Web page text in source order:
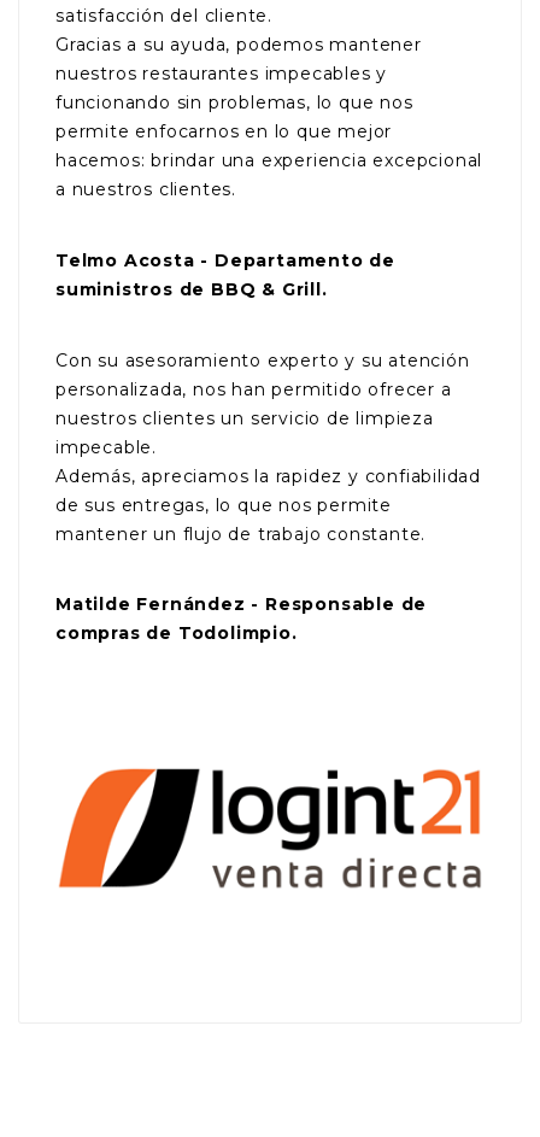
satisfacción del cliente.
Gracias a su ayuda, podemos mantener
nuestros restaurantes impecables y
funcionando sin problemas, lo que nos
permite enfocarnos en lo que mejor
hacemos: brindar una experiencia excepcional
a nuestros clientes.
Telmo Acosta - Departamento de
suministros de BBQ & Grill.
Con su asesoramiento experto y su atención
personalizada, nos han permitido ofrecer a
nuestros clientes un servicio de limpieza
impecable.
Además, apreciamos la rapidez y confiabilidad
de sus entregas, lo que nos permite
mantener un flujo de trabajo constante.
Matilde Fernández - Responsable de
compras de Todolimpio.